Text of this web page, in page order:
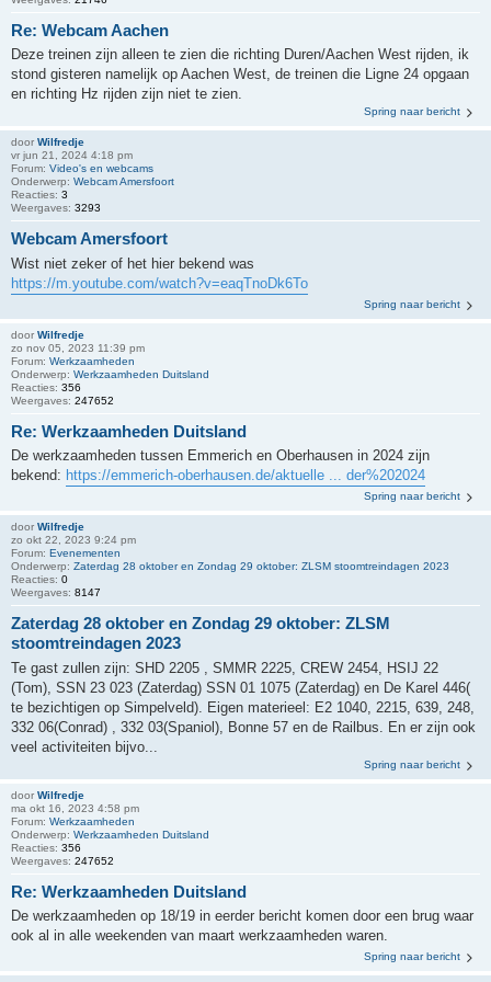
Re: Webcam Aachen
Deze treinen zijn alleen te zien die richting Duren/Aachen West rijden, ik
stond gisteren namelijk op Aachen West, de treinen die Ligne 24 opgaan
en richting Hz rijden zijn niet te zien.
Spring naar bericht
door Wilfredje
vr jun 21, 2024 4:18 pm
Forum: Video's en webcams
Onderwerp: Webcam Amersfoort
Reacties: 3
Weergaves: 3293
Webcam Amersfoort
Wist niet zeker of het hier bekend was
https://m.youtube.com/watch?v=eaqTnoDk6To
Spring naar bericht
door Wilfredje
zo nov 05, 2023 11:39 pm
Forum: Werkzaamheden
Onderwerp: Werkzaamheden Duitsland
Reacties: 356
Weergaves: 247652
Re: Werkzaamheden Duitsland
De werkzaamheden tussen Emmerich en Oberhausen in 2024 zijn
bekend: https://emmerich-oberhausen.de/aktuelle ... der%202024
Spring naar bericht
door Wilfredje
zo okt 22, 2023 9:24 pm
Forum: Evenementen
Onderwerp: Zaterdag 28 oktober en Zondag 29 oktober: ZLSM stoomtreindagen 2023
Reacties: 0
Weergaves: 8147
Zaterdag 28 oktober en Zondag 29 oktober: ZLSM
stoomtreindagen 2023
Te gast zullen zijn: SHD 2205 , SMMR 2225, CREW 2454, HSIJ 22
(Tom), SSN 23 023 (Zaterdag) SSN 01 1075 (Zaterdag) en De Karel 446(
te bezichtigen op Simpelveld). Eigen materieel: E2 1040, 2215, 639, 248,
332 06(Conrad) , 332 03(Spaniol), Bonne 57 en de Railbus. En er zijn ook
veel activiteiten bijvo...
Spring naar bericht
door Wilfredje
ma okt 16, 2023 4:58 pm
Forum: Werkzaamheden
Onderwerp: Werkzaamheden Duitsland
Reacties: 356
Weergaves: 247652
Re: Werkzaamheden Duitsland
De werkzaamheden op 18/19 in eerder bericht komen door een brug waar
ook al in alle weekenden van maart werkzaamheden waren.
Spring naar bericht